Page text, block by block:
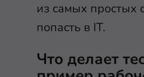
из самых простых
попасть в IT.
Что делает